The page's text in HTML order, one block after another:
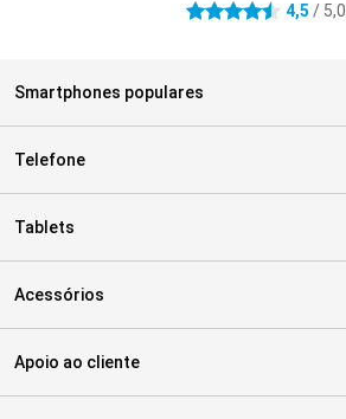
4.5 estrelas 4,5 / 5,0
Smartphones populares
Telefone
Tablets
Acessórios
Apoio ao cliente